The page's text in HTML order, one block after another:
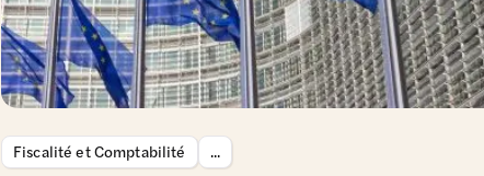
Fiscalité et Comptabilité ...